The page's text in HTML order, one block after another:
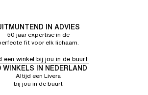
IN ADVIES
50 jaar expertise in de
fit voor elk lichaam.
een winkel bij jou in de buurt
WINKELS IN NEDERLAND
Altijd een Livera
bij jou in de buurt